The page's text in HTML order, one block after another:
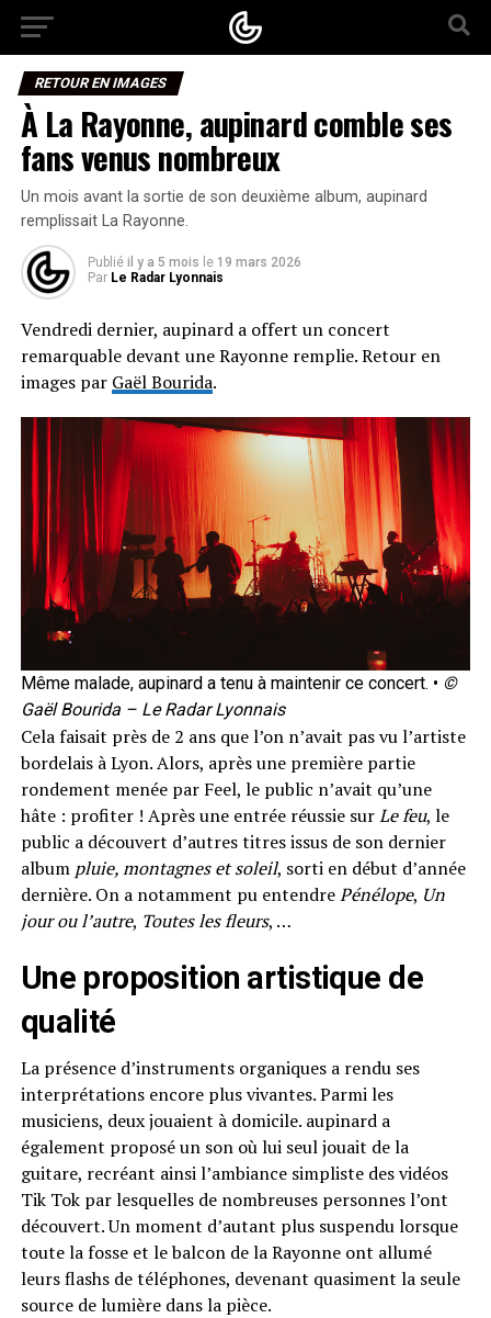
RETOUR EN IMAGES
À La Rayonne, aupinard comble ses
fans venus nombreux
Un mois avant la sortie de son deuxième album, aupinard
remplissait La Rayonne.
Publié il y a 5 mois le 19 mars 2026
Par Le Radar Lyonnais
Vendredi dernier, aupinard a offert un concert
remarquable devant une Rayonne remplie. Retour en
images par Gaël Bourida.
Même malade, aupinard a tenu à maintenir ce concert. • ©
Gaël Bourida – Le Radar Lyonnais
Cela faisait près de 2 ans que l’on n’avait pas vu l’artiste
bordelais à Lyon. Alors, après une première partie
rondement menée par Feel, le public n’avait qu’une
hâte : profiter ! Après une entrée réussie surLe feu, le
public a découvert d’autres titres issus de son dernier
album pluie, montagnes et soleil, sorti en début d’année
dernière. On a notamment pu entendrePénélope, Un
jour ou l’autre, Toutes les fleurs, …
Une proposition artistique de
qualité
La présence d’instruments organiques a rendu ses
interprétations encore plus vivantes. Parmi les
musiciens, deux jouaient à domicile. aupinard a
également proposé un son où lui seul jouait de la
guitare, recréant ainsi l’ambiance simpliste des vidéos
Tik Tok par lesquelles de nombreuses personnes l’ont
découvert. Un moment d’autant plus suspendu lorsque
toute la fosse et le balcon de la Rayonne ont allumé
leurs flashs de téléphones, devenant quasiment la seule
source de lumière dans la pièce.